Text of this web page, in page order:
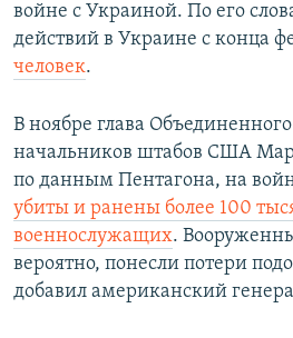
войне с Украиной. По его
действий в Украине с конца
человек.
В ноябре глава
начальников штабов США
по данным Пентагона, на
убиты и ранены более 100
военнослужащих.
вероятно, понесли потери
добавил американский